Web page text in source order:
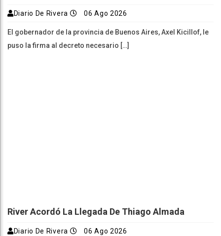
Diario De Rivera 06 Ago 2026
El gobernador de la provincia de Buenos Aires, Axel Kicillof, le
puso la firma al decreto necesario […]
River Acordó La Llegada De Thiago Almada
Diario De Rivera 06 Ago 2026